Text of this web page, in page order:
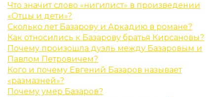
Что значит слово «нигилист» в произведении
«Отцы и дети»?
Сколько лет Базарову и Аркадию в романе?
Как относились к Базарову братья Кирсановы?
Почему произошла дуэль между Базаровым и
Павлом Петровичем?
Кого и почему Евгений Базаров называет
«размазней»?
Почему умер Базаров?